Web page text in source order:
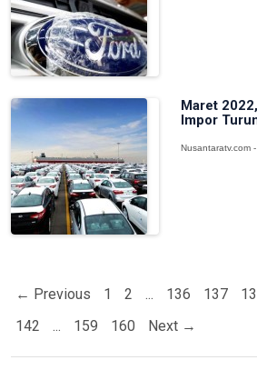
Maret
Impor
Nusantaratv.com
← Previous 1 2 ... 136 137
142
... 159 160 Next →